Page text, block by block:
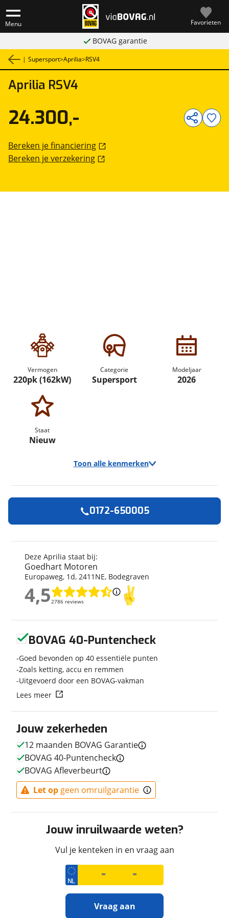
Menu Favorieten
BOVAG garantie
| Supersport>Aprilia>RSV4
Aprilia RSV4
Vermogen
220pk (162kW)
Categorie
Supersport
Modeljaar
2026
Staat
Nieuw
Toon alle kenmerken
Merk
Aprilia
Model
Bouwjaar
Modeljaar
2026
Categorie
Supersport
A rijbewijs
Soort voertuig
Motor
Nieuw of occasion
Nieuw
Techniek
Afmetingen en gewicht
Maximaal toelaatbaar
gewicht
204 kg
Blue Marlin
24.300,-
Bereken je financiering
Bereken je verzekering
Deze Aprilia staat bij:
Goedhart Motoren
Europaweg, 1d, 2411NE, Bodegraven
4,52786 reviews
4,52786 reviews
0172-650005
Jouw zekerheden
12 maanden BOVAG Garantie
BOVAG 40-Puntencheck
BOVAG Afleverbeurt
Let op geen omruilgarantie
Jouw inruilwaarde weten?
Vul je kenteken in en vraag aan
Vraag aan
BOVAG 40-Puntencheck
Goed bevonden op 40 essentiële punten
Zoals ketting, accu en remmen
Uitgevoerd door een BOVAG-vakman
Lees meer